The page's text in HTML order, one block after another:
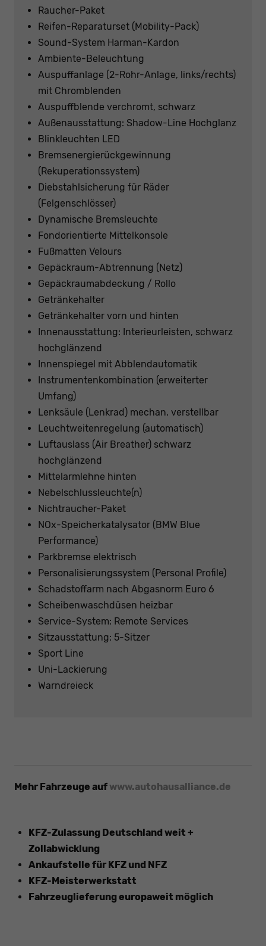
Raucher-Paket
Reifen-Reparaturset (Mobility-Pack)
Sound-System Harman-Kardon
Ambiente-Beleuchtung
Auspuffanlage (2-Rohr-Anlage, links/rechts)
mit Chromblenden
Auspuffblende verchromt, schwarz
Außenausstattung: Shadow-Line Hochglanz
Blinkleuchten LED
Bremsenergierückgewinnung
(Rekuperationssystem)
Diebstahlsicherung für Räder
(Felgenschlösser)
Dynamische Bremsleuchte
Fondorientierte Mittelkonsole
Fußmatten Velours
Gepäckraum-Abtrennung (Netz)
Gepäckraumabdeckung / Rollo
Getränkehalter
Getränkehalter vorn und hinten
Innenausstattung: Interieurleisten, schwarz
hochglänzend
Innenspiegel mit Abblendautomatik
Instrumentenkombination (erweiterter
Umfang)
Lenksäule (Lenkrad) mechan. verstellbar
Leuchtweitenregelung (automatisch)
Luftauslass (Air Breather) schwarz
hochglänzend
Mittelarmlehne hinten
Nebelschlussleuchte(n)
Nichtraucher-Paket
NOx-Speicherkatalysator (BMW Blue
Performance)
Parkbremse elektrisch
Personalisierungssystem (Personal Profile)
Schadstoffarm nach Abgasnorm Euro 6
Scheibenwaschdüsen heizbar
Service-System: Remote Services
Sitzausstattung: 5-Sitzer
Sport Line
Uni-Lackierung
Warndreieck
Mehr Fahrzeuge auf www.autohausalliance.de
KFZ-Zulassung Deutschland weit +
Zollabwicklung
Ankaufstelle für KFZ und NFZ
KFZ-Meisterwerkstatt
Fahrzeuglieferung europaweit möglich